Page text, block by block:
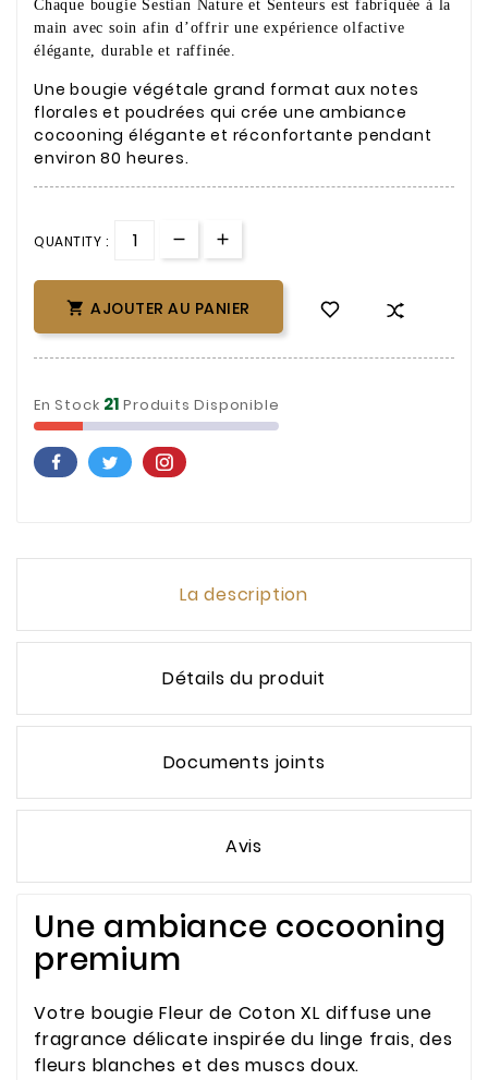
Chaque bougie Sestian Nature et Senteurs est fabriquée à la
main avec soin afin d’offrir une expérience olfactive
élégante, durable et raffinée.
Une bougie végétale grand format aux notes
florales et poudrées qui crée une ambiance
cocooning élégante et réconfortante pendant
environ 80 heures.
QUANTITY :
 AJOUTER AU PANIER
En Stock 21Produits Disponible
La description
Détails du produit
Documents joints
Avis
Une ambiance cocooning
premium
Votre bougie Fleur de Coton XL diffuse une
fragrance délicate inspirée du linge frais, des
fleurs blanches et des muscs doux.